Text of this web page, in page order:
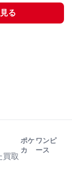
る
買取
ポケ
カ
ワンピ
ース